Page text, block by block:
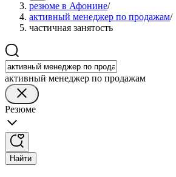
резюме в Афонине/
активный менеджер по продажам/
частичная занятость
активный менеджер по продажам
Резюме
Найти